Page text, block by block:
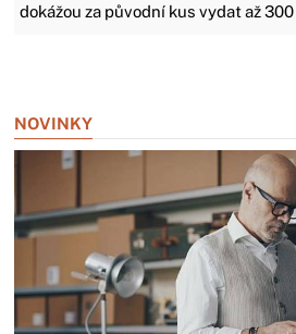
dokážou za původní kus vydat až
NOVINKY